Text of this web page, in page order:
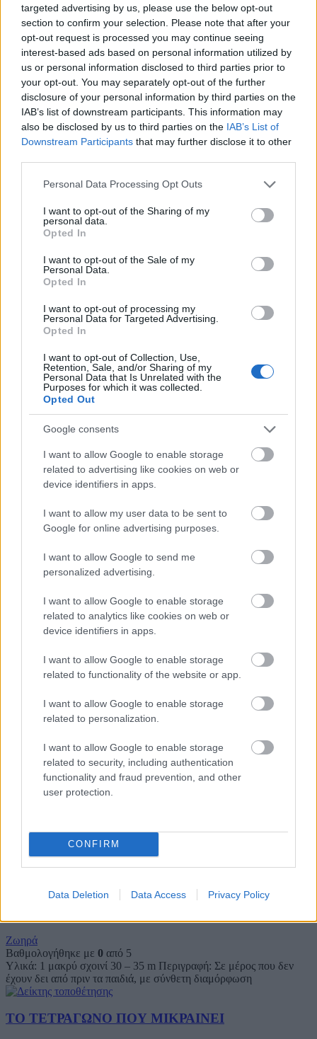
targeted advertising by us, please use the below opt-out
section to confirm your selection. Please note that after your
opt-out request is processed you may continue seeing
interest-based ads based on personal information utilized by
us or personal information disclosed to third parties prior to
your opt-out. You may separately opt-out of the further
disclosure of your personal information by third parties on the
IAB’s list of downstream participants. This information may
also be disclosed by us to third parties on the IAB’s List of
Downstream Participants that may further disclose it to other
Please note that this website/app uses one or more Google
not limited to your visit or usage behaviour. You may click to
grant or deny consent to Google and its third-party tags to
use your data for below specified purposes in below Google
consent section.
Personal Data Processing Opt Outs
I want to opt-out of the Sharing of my
personal data.
Opted In
I want to opt-out of the Sale of my
Personal Data.
Opted In
I want to opt-out of processing my
Personal Data for Targeted Advertising.
Opted In
I want to opt-out of Collection, Use,
Retention, Sale, and/or Sharing of my
Personal Data that Is Unrelated with the
Purposes for which it was collected.
Opted Out
Google consents
I want to allow Google to enable storage
related to advertising like cookies on web or
device identifiers in apps.
I want to allow my user data to be sent to
Google for online advertising purposes.
I want to allow Google to send me
personalized advertising.
I want to allow Google to enable storage
related to analytics like cookies on web or
device identifiers in apps.
I want to allow Google to enable storage
related to functionality of the website or app.
I want to allow Google to enable storage
related to personalization.
I want to allow Google to enable storage
related to security, including authentication
functionality and fraud prevention, and other
user protection.
CONFIRM
Data Deletion Data Access Privacy Policy
Δεν υπάρχει καμία αξιολόγηση ακόμη.
Κάνετε την πρώτη αξιολόγηση για το προϊόν: “ΙΠΠΟΔΡΟΜΙΟ
(ΕΞΑΝΤΛΗΣΗ)”
Η ηλ. διεύθυνση σας δεν δημοσιεύεται. Τα υποχρεωτικά πεδία
σημειώνονται με*
Η βαθμολογία σας*
Η αξιολόγησή σας*
*
Αποθήκευσε το όνομά μου, email, και τον ιστότοπο μου σε
αυτόν τον πλοηγό για την επόμενη φορά που θα σχολιάσω.
ΠΙΣΩ ΣΕ Προσκοπικά παιχνίδια
Σχετικά προϊόντα
1-2-3-4-5
Υλικά: 1 μπάλα Περιγραφή: Ο Αρχηγός πετάει μια μπάλα στον
αέρα. Όποιος την πιάσει προσπαθεί να την κρατήσει για
ΤΗΛΕΓΕΡΑΝΟΣ
Ζωηρά
Βαθμολογήθηκε με0από 5
Υλικά: Για κάθε Ενωμοτία χρειαζόμαστε: Έναν κρίκο πάνω στον
Υλικά: – Περιγραφή: Ένας πρόσκοπος είναι το «δέντρο» και βγάζει
την παλάμη του ανοιχτή μπροστά, τεντώνοντας το χέρι του. Τα
ΤΟ ΠΛΥΝΤΗΡΙΟ
Βαθμολογήθηκε με0από 5
Υλικά: – Περιγραφή: Όλοι ξαπλώνουν μπρούμυτα και κολλητά ο
ένας δίπλα στον άλλον. Ο καθένας με τη σειρά του κυλά σαν
Ζωηρά
Βαθμολογήθηκε με 0 από 5
Υλικά: 1 μακρύ σχοινί 30 – 35 m Περιγραφή: Σε μέρος που δεν
έχουν δει από πριν τα παιδιά, με σύνθετη διαμόρφωση
ΤΟ ΤΕΤΡΑΓΩΝΟ ΠΟΥ ΜΙΚΡΑΙΝΕΙ